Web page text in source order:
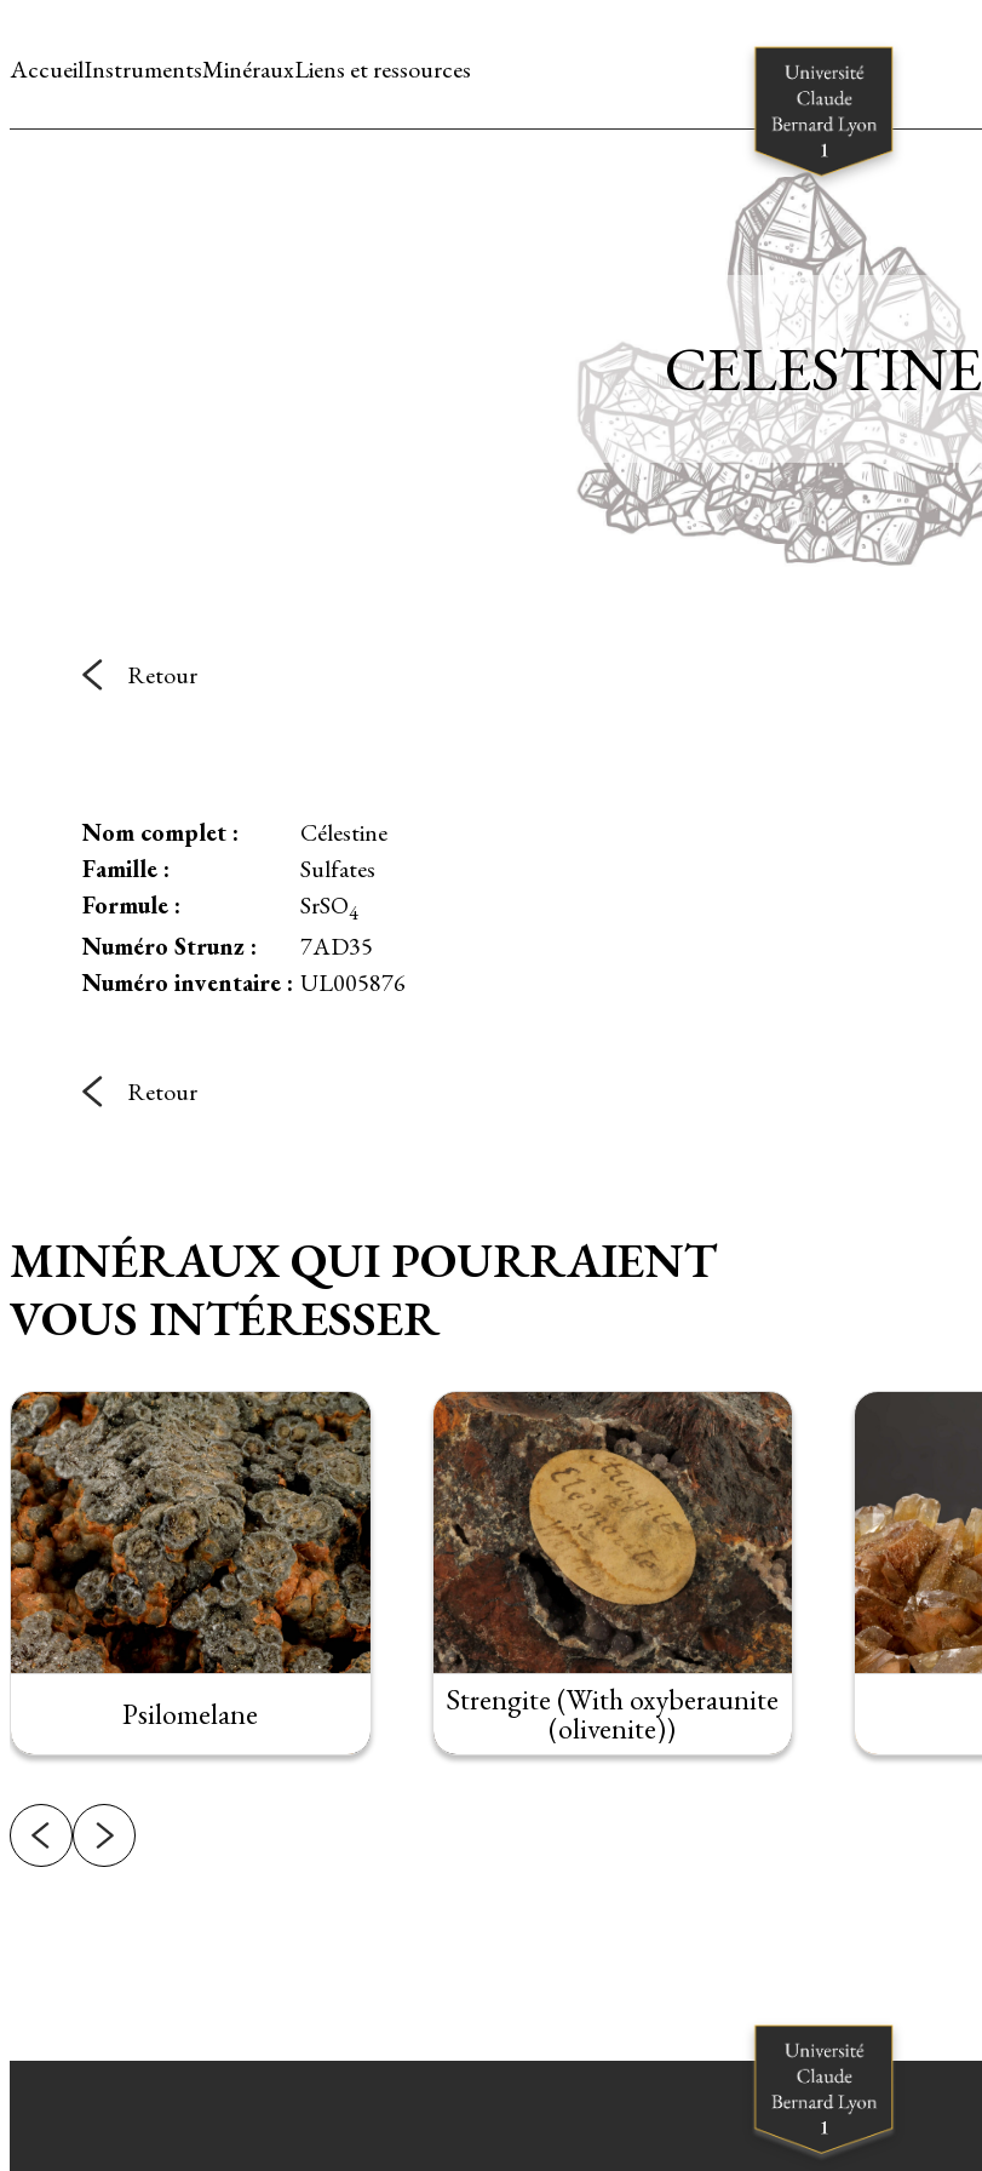
AccueilInstrumentsMinérauxLiens et ressources
CELESTINE
Retour
Nom complet :
Célestine
Famille :
Sulfates
Formule :
SrSO4
Numéro Strunz :
7AD35
Numéro inventaire : UL005876
Retour
MINÉRAUX QUI POURRAIENT
VOUS INTÉRESSER
Psilomelane Strengite (With oxyberaunite
(olivenite))